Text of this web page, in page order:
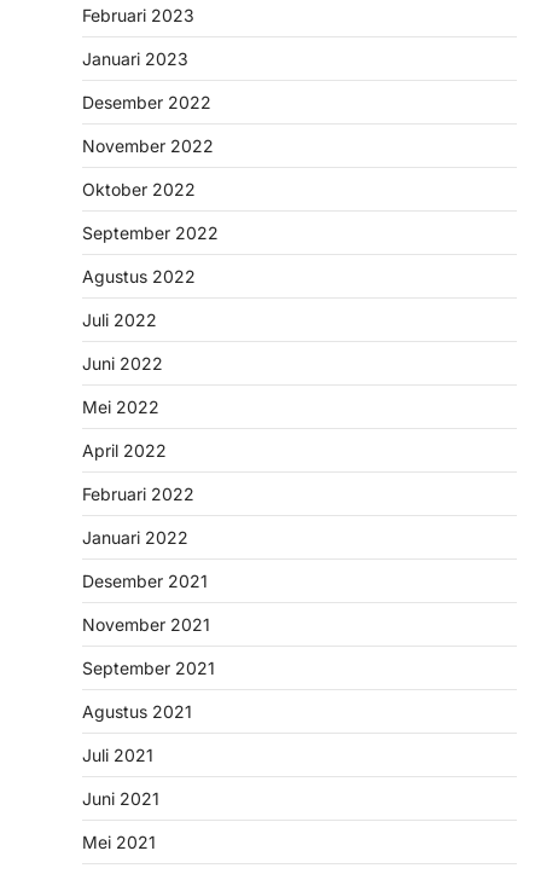
Februari 2023
Januari 2023
Desember 2022
November 2022
Oktober 2022
September 2022
Agustus 2022
Juli 2022
Juni 2022
Mei 2022
April 2022
Februari 2022
Januari 2022
Desember 2021
November 2021
September 2021
Agustus 2021
Juli 2021
Juni 2021
Mei 2021